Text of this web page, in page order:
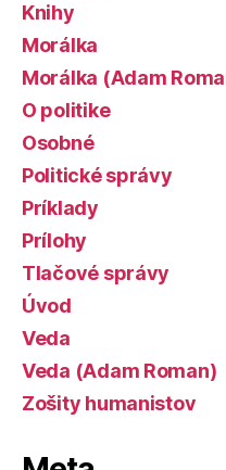
Knihy
Morálka
Morálka (Adam
O politike
Osobné
Politické správy
Príklady
Prílohy
Tlačové správy
Úvod
Veda
Veda (Adam Roman)
Zošity humanistov